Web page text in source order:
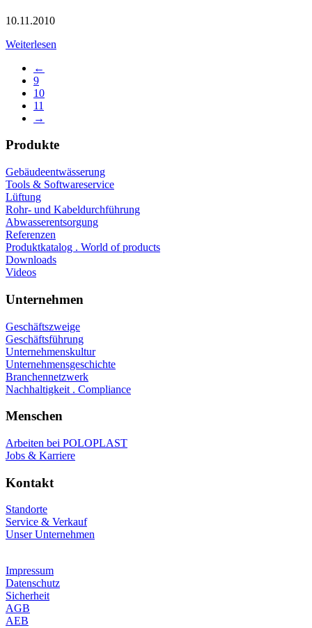
10.11.2010
Weiterlesen
←
9
10
11
→
Produkte
Gebäudeentwässerung
Tools & Softwareservice
Lüftung
Rohr- und Kabeldurchführung
Abwasserentsorgung
Referenzen
Produktkatalog . World of products
Downloads
Videos
Unternehmen
Geschäftszweige
Geschäftsführung
Unternehmenskultur
Unternehmensgeschichte
Branchennetzwerk
Nachhaltigkeit . Compliance
Menschen
Arbeiten bei POLOPLAST
Jobs & Karriere
Kontakt
Standorte
Service & Verkauf
Unser Unternehmen
Impressum
Datenschutz
Sicherheit
AGB
AEB